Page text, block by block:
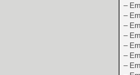
–
–
–
–
–
–
–